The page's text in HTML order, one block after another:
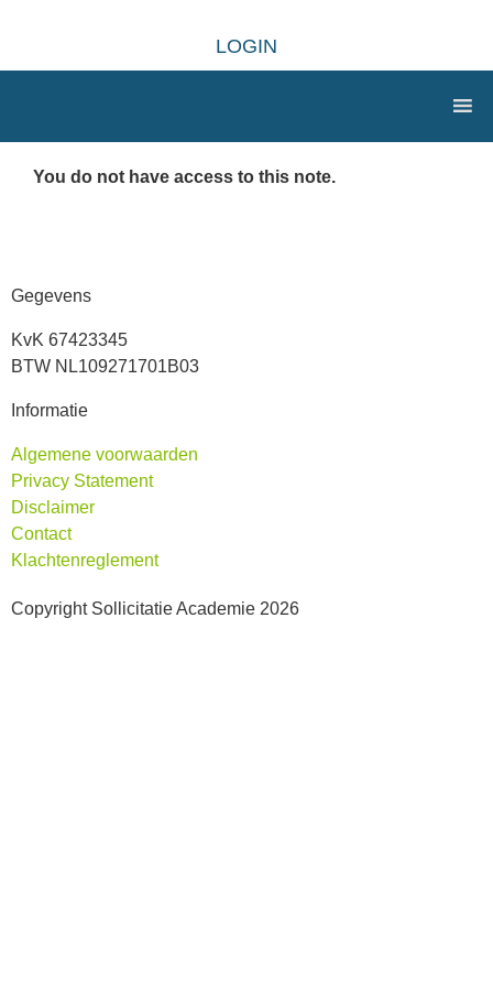
LOGIN
You do not have access to this note.
Gegevens
KvK 67423345
BTW NL109271701B03
Informatie
Algemene voorwaarden
Privacy Statement
Disclaimer
Contact
Klachtenreglement
Copyright Sollicitatie Academie 2026